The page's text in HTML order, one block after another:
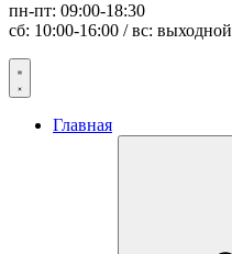
пн-пт: 09:00-18:30
сб: 10:00-16:00 / вс: выходной
Главная